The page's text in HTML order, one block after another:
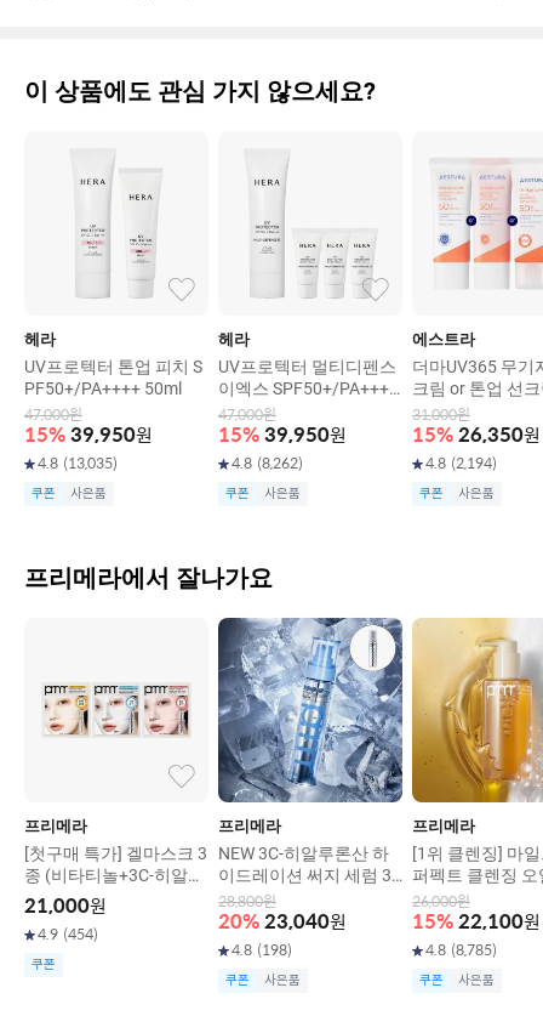
이 상품에도 관심 가지 않으세요?
헤라
UV프로텍터 톤업 피치 S
PF50+/PA++++ 50ml
47,000원
15% 39,950원
4.8 (13,035)
쿠폰 사은품
헤라
UV프로텍터 멀티디펜스
이엑스 SPF50+/PA++++
50ml
47,000원
15% 39,950원
4.8 (8,262)
쿠폰 사은품
에스트라
더마UV365 무기
크림 or 톤업 선
비타C광채 수분
PF 50+/
0ml
31,000원
15% 26,350원
4.8 (2,194)
쿠폰 사은품
프리메라에서 잘나가요
프리메라
[첫구매 특가] 겔마스크 3
종 (비타티놀+3C-히알루
론산+피디알엔)
21,000원
4.9 (454)
쿠폰
프리메라
NEW 3C-히알루론산 하
이드레이션 써지 세럼 30
g
28,800원
20% 23,040원
4.8 (198)
쿠폰 사은품
프리메라
[1위 클렌징] 마
퍼펙트 클렌징 오
200ml
26,000원
15% 22,100원
4.8 (8,785)
쿠폰 사은품